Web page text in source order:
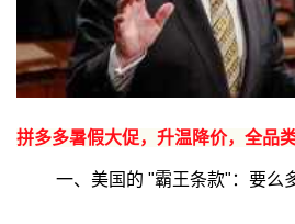
拼多多暑假大促，升温降价，全品
一、美国的 "霸王条款"：要么